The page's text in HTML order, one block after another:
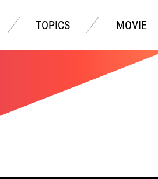
TOPICS MOVIE